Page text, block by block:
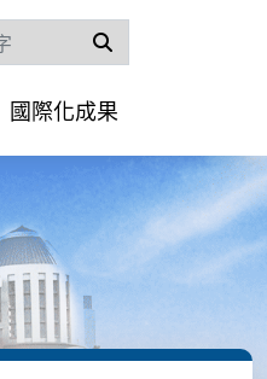
國際化成果